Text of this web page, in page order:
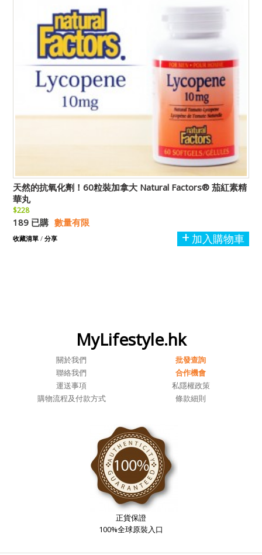
天然的抗氧化劑！60粒裝加拿大 Natural Factors® 茄紅素精
華丸
$228
189 已購 數量有限
加入購物車
收藏清單 / 分享
MyLifestyle.hk
關於我們
批發查詢
聯絡我們
合作機會
運送事項
私隱權政策
購物流程及付款方式
條款細則
正貨保證
100%全球原裝入口